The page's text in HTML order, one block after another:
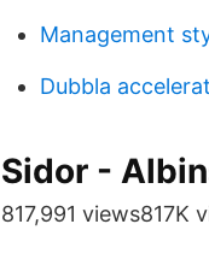
Management
Dubbla
Sidor -
817,991 views817K